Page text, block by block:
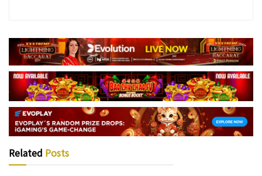
Related Posts